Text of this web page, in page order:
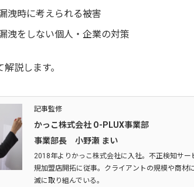
洩時に考えられる被害
洩をしない個人・企業の対策
説します。
記事監修
かっこ株式会社 O-PLUX事業部
事業部長 小野瀬 まい
2018年よりかっこ株式会社に入社。不正検知サ
規加盟店開拓に従事。クライアントの規模や商材
滅に取り組んでいる。